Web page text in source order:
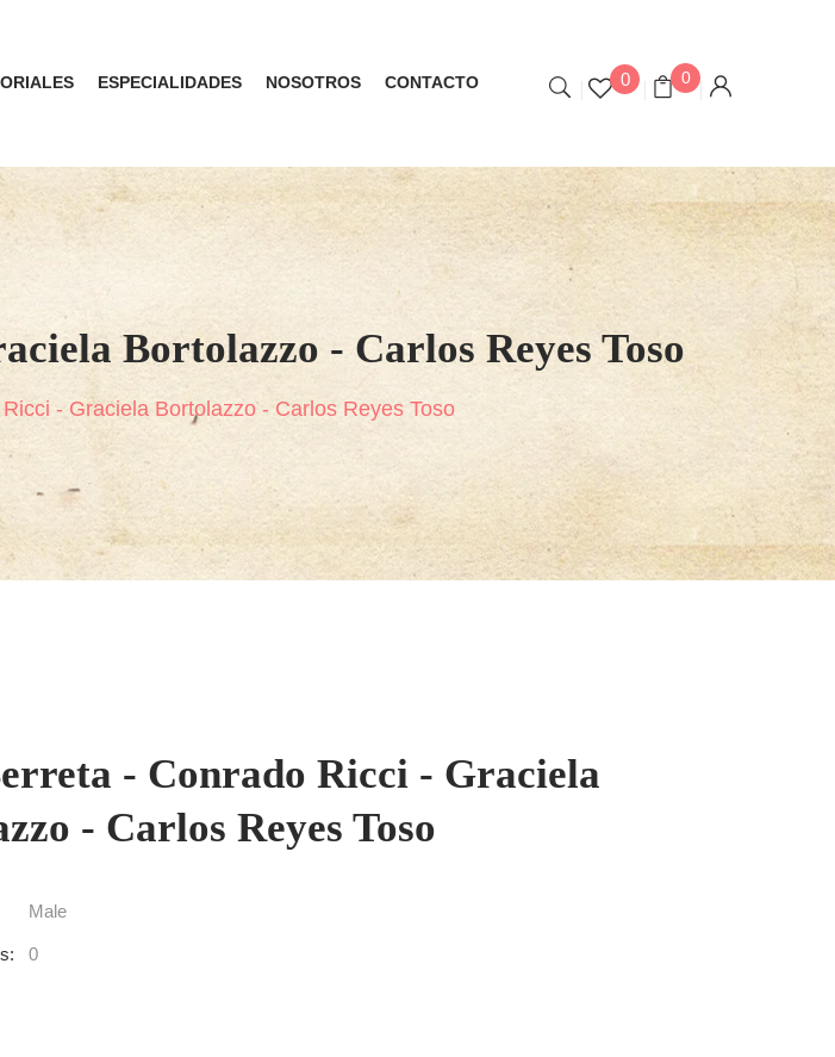
ESPECIALIDADES NOSOTROS CONTACTO 0 0
Bortolazzo - Carlos Reyes Toso
- Graciela Bortolazzo - Carlos Reyes Toso
- Conrado Ricci - Graciela
- Carlos Reyes Toso
Male
0